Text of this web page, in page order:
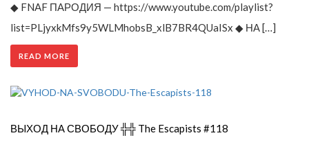
◆ FNAF ПАРОДИЯ — https://www.youtube.com/playlist?
list=PLjyxkMfs9y5WLMhobsB_xlB7BR4QUaISx ◆ НА […]
READ MORE
ВЫХОД НА СВОБОДУ ╬╬ The Escapists #118